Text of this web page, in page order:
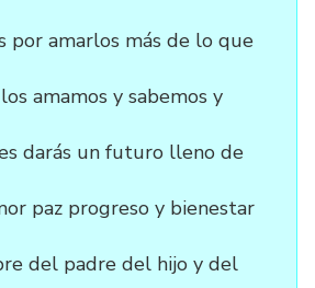
por amarlos más de lo que
amamos y sabemos y
darás un futuro lleno de
paz progreso y bienestar
del padre del hijo y del